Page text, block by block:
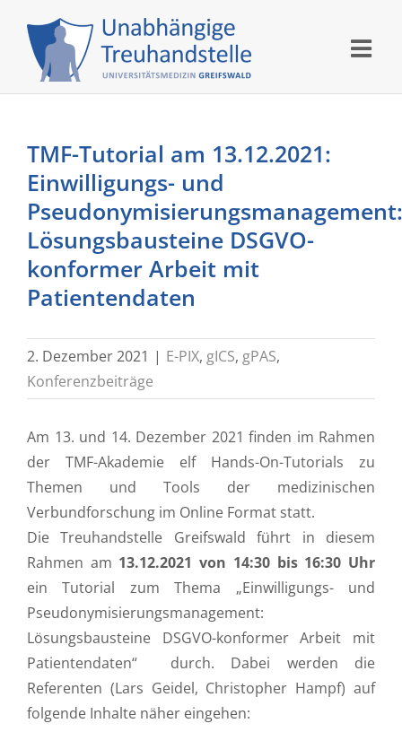
content
TMF-Tutorial am 13.12.2021:
Einwilligungs- und
Pseudonymisierungsmanagement:
Lösungsbausteine DSGVO-
konformer Arbeit mit
Patientendaten
2. Dezember 2021 | E-PIX, gICS, gPAS,
Konferenzbeiträge
Am 13. und 14. Dezember 2021 finden im Rahmen
der TMF-Akademie elf Hands-On-Tutorials zu
Themen und Tools der medizinischen
Verbundforschung im Online Format statt.
Die Treuhandstelle Greifswald führt in diesem
Rahmen am 13.12.2021 von 14:30 bis 16:30 Uhr
ein Tutorial zum Thema „Einwilligungs- und
Pseudonymisierungsmanagement:
Lösungsbausteine DSGVO-konformer Arbeit mit
Patientendaten“ durch. Dabei werden die
Referenten (Lars Geidel, Christopher Hampf) auf
folgende Inhalte näher eingehen: